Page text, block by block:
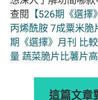
查閱 【526期《選
丙烯酰胺 7成粟米脆
期《選擇》月刊 比
量 蔬菜脆片比薯片高
這篇文章